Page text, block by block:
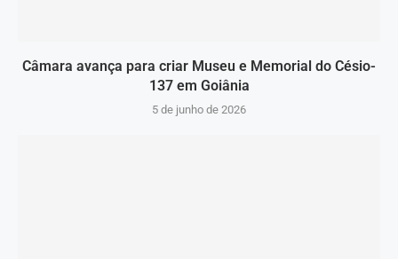
Câmara avança para criar Museu e Memorial do Césio-
137 em Goiânia
5 de junho de 2026